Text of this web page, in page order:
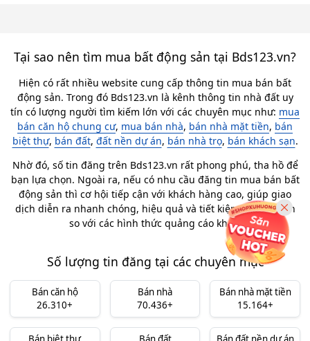
Tại sao nên tìm mua bất động sản tại Bds123.vn?
Hiện có rất nhiều website cung cấp thông tin mua bán bất
động sản. Trong đó Bds123.vn là kênh thông tin nhà đất uy
tín có lượng người tìm kiếm lớn với các chuyên mục như: mua
bán căn hộ chung cư, mua bán nhà, bán nhà mặt tiền, bán
biệt thự, bán đất, đất nền dự án, bán nhà trọ, bán khách sạn.
Nhờ đó, số tin đăng trên Bds123.vn rất phong phú, tha hồ để
bạn lựa chọn. Ngoài ra, nếu có nhu cầu đăng tin mua bán bất
động sản thì cơ hội tiếp cận với khách hàng cao, giúp giao
dịch diễn ra nhanh chóng, hiệu quả và tiết kiệm chi phí hơn
so với các hình thức quảng cáo khác.
Số lượng tin đăng tại các chuyên mục
Bán căn hộ
26.310+
Bán nhà
70.436+
Bán nhà mặt tiền
15.164+